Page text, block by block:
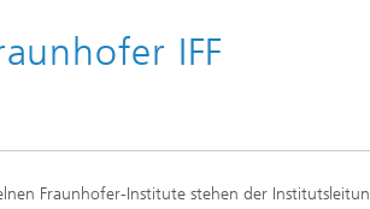
IFF
Fraunhofer-Institute stehen der